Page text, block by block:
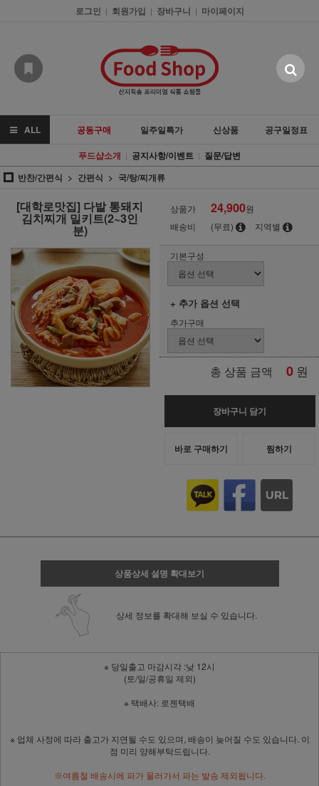
로그인 | 회원가입 | 장바구니 | 마이페이지
ALL 공동구매 일주일특가 신상품
공구일정표
푸드샵소개 | 공지사항/이벤트 | 질문/답변
반찬/간편식
간편식 국/탕/찌개류
[대학로맛집] 다발 통돼지
김치찌개 밀키트(2~3인
분)
상품가 24,900원
배송비
(무료) 지역별
기본구성
+ 추가 옵션 선택
추가구매
총 상품 금액 0 원
장바구니 담기
바로 구매하기 찜하기
상품상세 설명 확대보기
상세 정보를 확대해 보실 수 있습니다.
※ 당일출고 마감시각 :낮 12시
(토/일/공휴일 제외)
※ 택배사: 로젠택배
※ 업체 사정에 따라 출고가 지연될 수도 있으며, 배송이 늦어질 수도 있습니다. 이
점 미리 양해부탁드립니다.
※여름철 배송시에 파가 물러가서 파는 발송 제외됩니다.